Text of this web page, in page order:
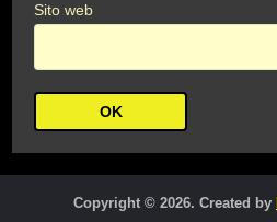
Sito web
Copyright © 2026. Created by